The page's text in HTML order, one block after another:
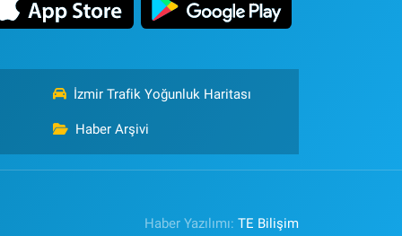
İzmir Trafik Yoğunluk Haritası
Haber Arşivi
Haber Yazılımı:TE Bilişim